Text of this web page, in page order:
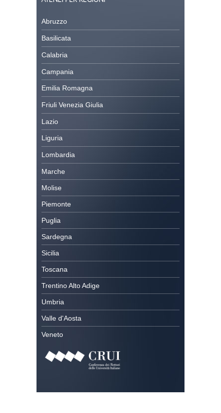
Abruzzo
Basilicata
Calabria
Campania
Emilia Romagna
Friuli Venezia Giulia
Lazio
Liguria
Lombardia
Marche
Molise
Piemonte
Puglia
Sardegna
Sicilia
Toscana
Trentino Alto Adige
Umbria
Valle d'Aosta
Veneto